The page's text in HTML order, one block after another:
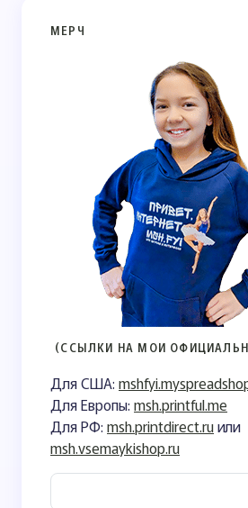
МЕРЧ
(ССЫЛКИ НА МОИ
Для США:
Для Европы: msh.printful.me
Для РФ: msh.printdirect.ruили
msh.vsemaykishop.ru